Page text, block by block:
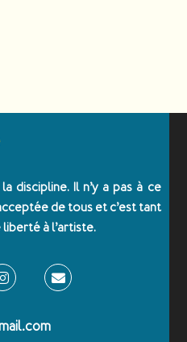
discipline. Il n’y a pas à ce
de tous et c’est tant
liberté à l’artiste.